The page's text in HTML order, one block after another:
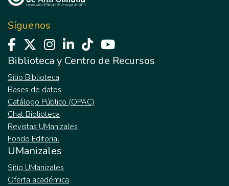
Síguenos
Biblioteca y Centro de Recursos
Sitio Biblioteca
Bases de datos
Catálogo Público (OPAC)
Chat Biblioteca
Revistas UManizales
Fondo Editorial
UManizales
Sitio UManizales
Oferta académica